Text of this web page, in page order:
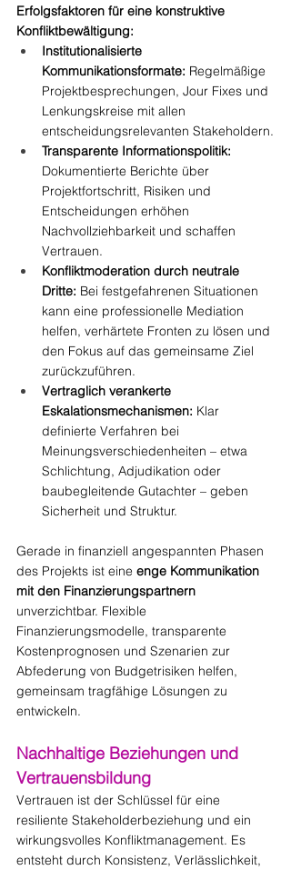
Erfolgsfaktoren für eine konstruktive
Konfliktbewältigung:
Institutionalisierte
Kommunikationsformate: Regelmäßige
Projektbesprechungen, Jour Fixes und
Lenkungskreise mit allen
entscheidungsrelevanten Stakeholdern.
Transparente Informationspolitik:
Dokumentierte Berichte über
Projektfortschritt, Risiken und
Entscheidungen erhöhen
Nachvollziehbarkeit und schaffen
Vertrauen.
Konfliktmoderation durch neutrale
Dritte: Bei festgefahrenen Situationen
kann eine professionelle Mediation
helfen, verhärtete Fronten zu lösen und
den Fokus auf das gemeinsame Ziel
zurückzuführen.
Vertraglich verankerte
Eskalationsmechanismen: Klar
definierte Verfahren bei
Meinungsverschiedenheiten – etwa
Schlichtung, Adjudikation oder
baubegleitende Gutachter – geben
Sicherheit und Struktur.
Gerade in finanziell angespannten Phasen
des Projekts ist eine enge Kommunikation
mit den Finanzierungspartnern
unverzichtbar. Flexible
Finanzierungsmodelle, transparente
Kostenprognosen und Szenarien zur
Abfederung von Budgetrisiken helfen,
gemeinsam tragfähige Lösungen zu
entwickeln.
Nachhaltige Beziehungen und
Vertrauensbildung
Vertrauen ist der Schlüssel für eine
resiliente Stakeholderbeziehung und ein
wirkungsvolles Konfliktmanagement. Es
entsteht durch Konsistenz, Verlässlichkeit,